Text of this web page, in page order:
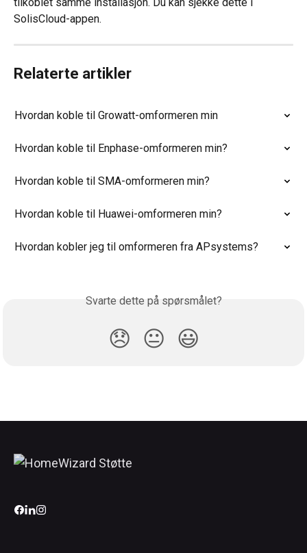
SolisCloud-appen.
Relaterte artikler
Hvordan koble til Growatt-omformeren min
Hvordan koble til Enphase-omformeren min?
Hvordan koble til SMA-omformeren min?
Hvordan koble til Huawei-omformeren min?
Hvordan kobler jeg til omformeren fra APsystems?
Svarte dette på spørsmålet?
😞 😐 😃